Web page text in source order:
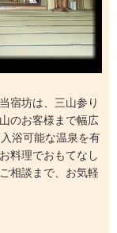
宿坊は、三山参り
のお客様まで幅広
浴可能な温泉を有
料理でおもてなし
相談まで、お気軽